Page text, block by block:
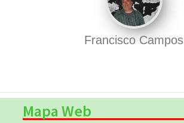
Francisco Campos
Mapa Web